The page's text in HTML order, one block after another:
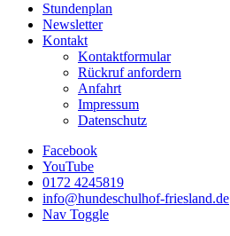
Stundenplan
Newsletter
Kontakt
Kontaktformular
Rückruf anfordern
Anfahrt
Impressum
Datenschutz
Facebook
YouTube
0172 4245819
info@hundeschulhof-friesland.de
Nav Toggle